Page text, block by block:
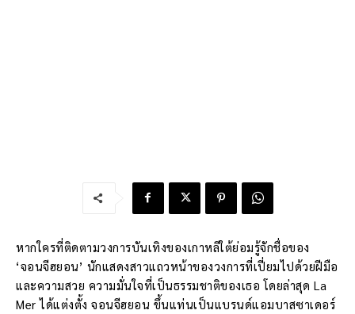
หากใครที่ติดตามวงการบันเทิงของเกาหลีใต้ย่อมรู้จักชื่อของ
‘จอนจีฮยอน’ นักแสดงสาวแถวหน้าของวงการที่เปี่ยมไปด้วยฝีมือ
และความสวย ความมั่นใจที่เป็นธรรมชาติของเธอ โดยล่าสุด La
Mer ได้แต่งตั้ง จอนจีฮยอน ขึ้นแท่นเป็นแบรนด์แอมบาสซาเดอร์